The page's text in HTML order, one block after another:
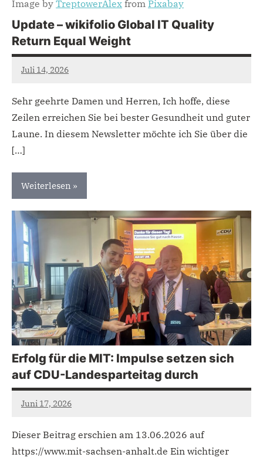
Image by TreptowerAlex from Pixabay
Update – wikifolio Global IT Quality
Return Equal Weight
Juli 14, 2026
admin
Sehr geehrte Damen und Herren, Ich hoffe, diese
Zeilen erreichen Sie bei bester Gesundheit und guter
Laune. In diesem Newsletter möchte ich Sie über die
[…]
Weiterlesen
Uncategorized
Erfolg für die MIT: Impulse setzen sich
auf CDU-Landesparteitag durch
Juni 17, 2026
admin
Dieser Beitrag erschien am 13.06.2026 auf
https://www.mit-sachsen-anhalt.de Ein wichtiger